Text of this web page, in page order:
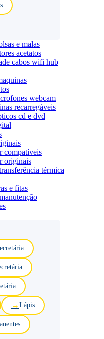
e malas
acetatos
cabos wifi hub
webcam
recarregáveis
cd e dvd
compatíveis
originais
térmica
e fitas
Lápis